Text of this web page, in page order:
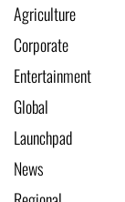
Agriculture
Corporate
Entertainment
Global
Launchpad
News